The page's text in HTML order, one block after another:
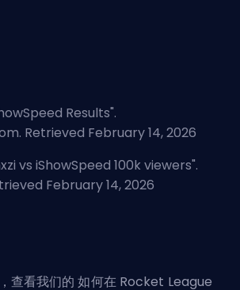
Results".
Retrieved February 14, 2026
vs iShowSpeed 100k viewers".
February 14, 2026
查看我们的如何在 Rocket League